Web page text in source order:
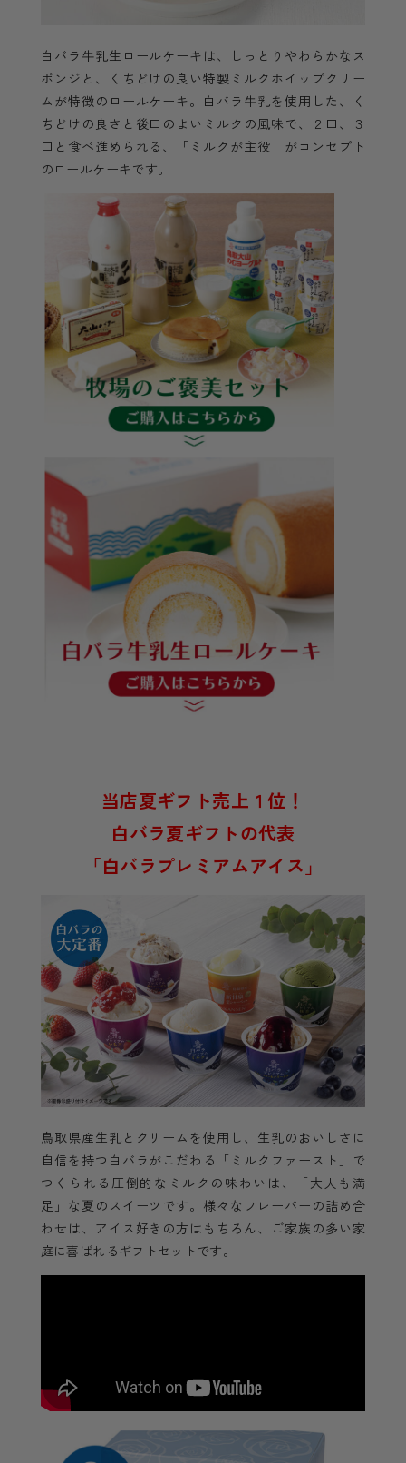
白バラ牛乳生ロールケーキは、しっとりやわらかなス
ポンジと、くちどけの良い特製ミルクホイップクリー
ムが特徴のロールケーキ。白バラ牛乳を使用した、く
ちどけの良さと後口のよいミルクの風味で、２口、３
口と食べ進められる、「ミルクが主役」がコンセプト
のロールケーキです。
当店夏ギフト売上１位！
白バラ夏ギフトの代表
「白バラプレミアムアイス」
鳥取県産生乳とクリームを使用し、生乳のおいしさに
自信を持つ白バラがこだわる「ミルクファースト」で
つくられる圧倒的なミルクの味わいは、「大人も満
足」な夏のスイーツです。様々なフレーバーの詰め合
わせは、アイス好きの方はもちろん、ご家族の多い家
庭に喜ばれるギフトセットです。